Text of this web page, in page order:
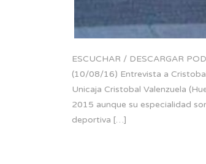
ESCUCHAR / DESCARGAR
(10/08/16) Entrevista a
Unicaja Cristobal Valenzuela
2015 aunque su especialidad
deportiva […]